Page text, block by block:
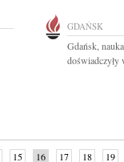
GDAŃSK
Gdańsk,
doświadczyły
15 16 17 18 19